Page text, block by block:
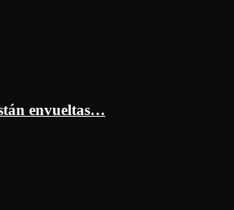
envueltas…